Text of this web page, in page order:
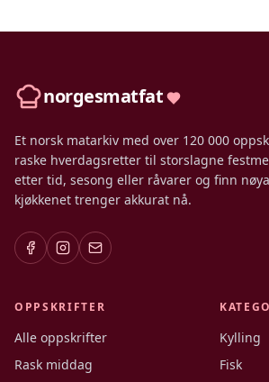
norgesmatfat
Et norsk matarkiv med over 120 000
raske hverdagsretter til storslagne
etter tid, sesong eller råvarer og finn
kjøkkenet trenger akkurat nå.
OPPSKRIFTER
Alle oppskrifter
Rask middag
Kylling
Fisk